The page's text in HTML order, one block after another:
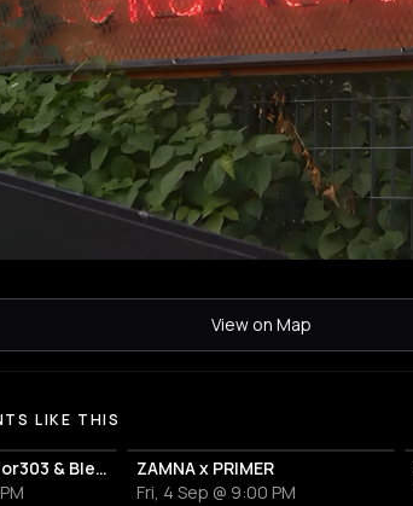
View on Map
LIKE THIS
Black Coffee by For303 & Blend
ZAMNA x PRIMER
Fri, 4 Sep @ 9:00 PM